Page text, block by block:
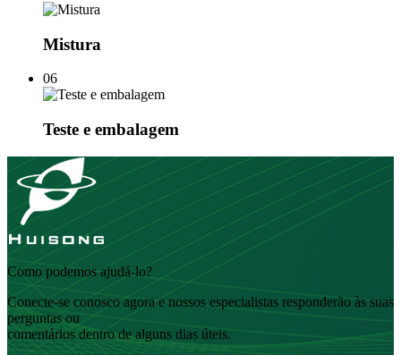
Mistura
06
Teste e embalagem
Como podemos ajudá-lo?
Conecte-se conosco agora e nossos especialistas responderão às suas
perguntas ou
comentários dentro de alguns dias úteis.